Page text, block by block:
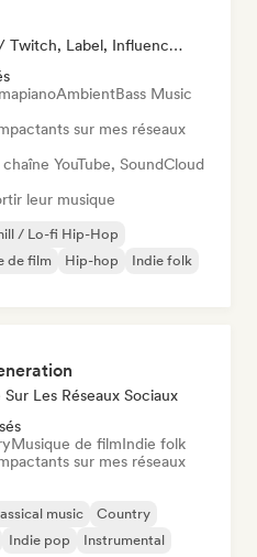
Chaîne Youtube / Twitch, Label, Influenceur·euse Sur Les Réseaux Sociaux
AmbientBass Music
sur mes réseaux
YouTube, SoundCloud
leur musique
/ Lo-fi Hip-Hop
de film Hip-hop
Indie folk
Les Réseaux Sociaux
Musique de filmIndie folk
sur mes réseaux
music
Country
Indie pop
Instrumental